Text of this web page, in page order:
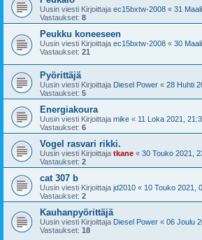
Uusin viesti Kirjoittaja ec15bxtw-2008 « 31
Vastaukset: 8
Peukku koneeseen
Uusin viesti Kirjoittaja ec15bxtw-2008 « 30
Vastaukset: 21
Pyörittäjä
Uusin viesti Kirjoittaja Diesel Power « 28 Huhti
Vastaukset: 5
Energiakoura
Uusin viesti Kirjoittaja mike « 11 Loka 2021,
Vastaukset: 6
Vogel rasvari rikki.
Uusin viesti Kirjoittaja tkane « 30 Touko 2021,
Vastaukset: 2
cat 307 b
Uusin viesti Kirjoittaja jd2010 « 10 Touko 2021,
Vastaukset: 2
Kauhanpyörittäjä
Uusin viesti Kirjoittaja Diesel Power « 06 Joulu
Vastaukset: 18